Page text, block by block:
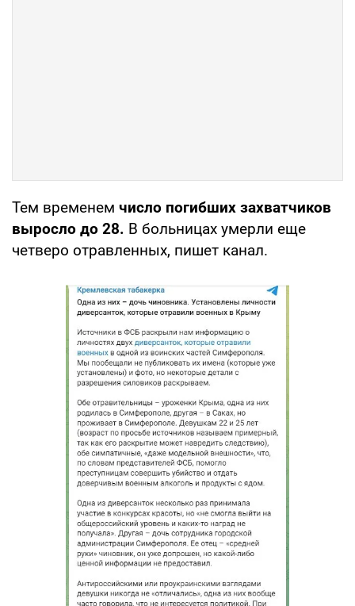
Тем временем число погибших захватчиков
выросло до 28. В больницах умерли еще
четверо отравленных, пишет канал.